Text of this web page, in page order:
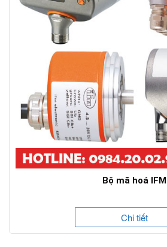
Bộ mã hoá IFM
Chi tiết